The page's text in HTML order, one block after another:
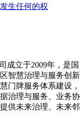
生任何的权
成立于2009年，是国
智慧治理与服务创新
门牌服务体系建设，
治理与服务、业务协
供未来治理、未来邻